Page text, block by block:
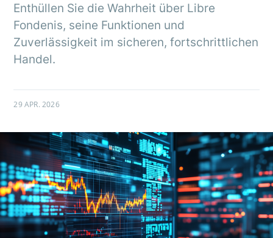
Enthüllen Sie die Wahrheit über Libre
Fondenis, seine Funktionen und
Zuverlässigkeit im sicheren, fortschrittlichen
Handel.
29 APR. 2026